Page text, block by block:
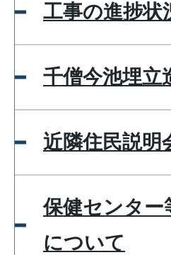
工事の進捗状
千僧今池埋立
近隣住民説明
保健センター
について